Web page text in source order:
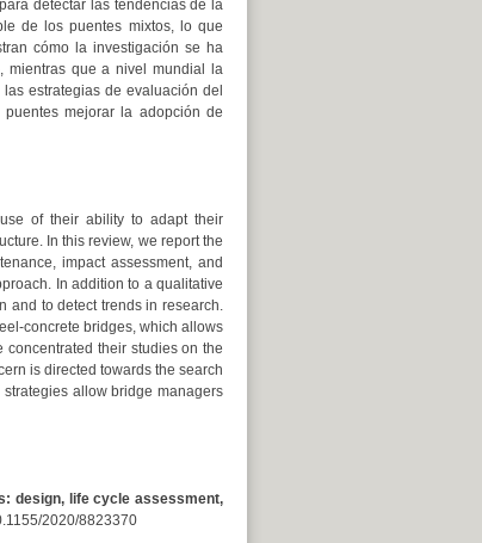
detectar las tendencias de la
de los puentes mixtos, lo que
cómo la investigación se ha
mientras que a nivel mundial la
estrategias de evaluación del
mejorar la adopción de
of their ability to adapt their
In this review, we report the
impact assessment, and
In addition to a qualitative
and to detect trends in research.
concrete bridges, which allows
concentrated their studies on the
is directed towards the search
allow bridge managers
design, life cycle assessment,
2020/8823370